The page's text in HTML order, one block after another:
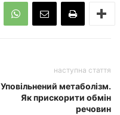
наступна стаття
Уповільнений метаболізм.
Як прискорити обмін
речовин